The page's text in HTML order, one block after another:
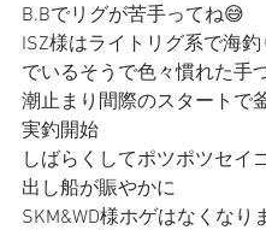
B.Bでリグが苦手ってね😅
ISZ様はライトリグ系で海
でいるそうで色々慣れた手
潮止まり間際のスタートで
実釣開始
しばらくしてポツポツセイ
出し船が賑やかに
SKM&WD様ホゲはなくなり